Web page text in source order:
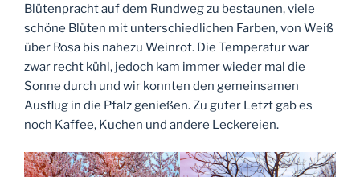
Blütenpracht auf dem Rundweg zu bestaunen, viele
schöne Blüten mit unterschiedlichen Farben, von Weiß
über Rosa bis nahezu Weinrot. Die Temperatur war
zwar recht kühl, jedoch kam immer wieder mal die
Sonne durch und wir konnten den gemeinsamen
Ausflug in die Pfalz genießen. Zu guter Letzt gab es
noch Kaffee, Kuchen und andere Leckereien.